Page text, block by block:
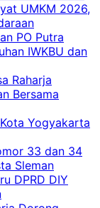
UMKM 2026,
PO Putra
IWKBU dan
Raharja
Bersama
Yogyakarta
33 dan 34
Sleman
DPRD DIY